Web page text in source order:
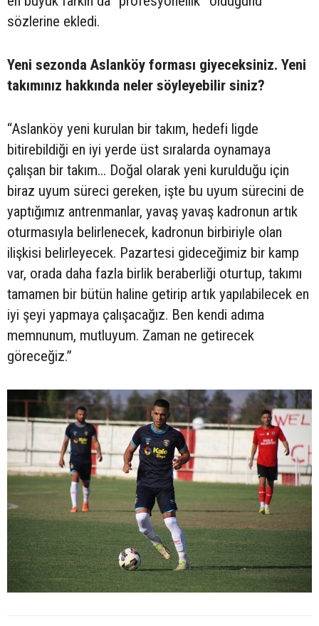
sözlerine ekledi.
Yeni sezonda Aslanköy forması giyeceksiniz. Yeni
takımınız hakkında neler söyleyebilir siniz?
“Aslanköy yeni kurulan bir takım, hedefi ligde
bitirebildiği en iyi yerde üst sıralarda oynamaya
çalışan bir takım... Doğal olarak yeni kurulduğu için
biraz uyum süreci gereken, işte bu uyum sürecini de
yaptığımız antrenmanlar, yavaş yavaş kadronun artık
oturmasıyla belirlenecek, kadronun birbiriyle olan
ilişkisi belirleyecek. Pazartesi gideceğimiz bir kamp
var, orada daha fazla birlik beraberliği oturtup, takımı
tamamen bir bütün haline getirip artık yapılabilecek en
iyi şeyi yapmaya çalışacağız. Ben kendi adıma
memnunum, mutluyum. Zaman ne getirecek
göreceğiz.”